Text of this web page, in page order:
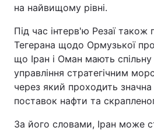
на найвищому рівні.
Під час інтерв'ю Резаї також
Тегерана щодо Ормузької
що Іран і Оман мають спільну
управління стратегічним
через який проходить значна
поставок нафти та
За його словами, Іран може